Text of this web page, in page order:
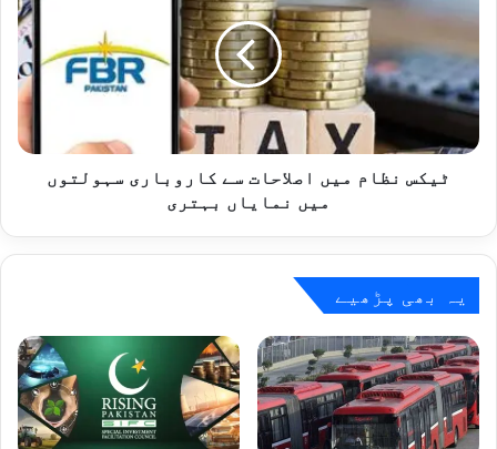
میں
سے
کاروباری
سہولتوں
نمایاں
بہتریٹیکس نظام میں اصلاحات سے کاروباری سہولتوں
میں نمایاں بہتری
یہ بھی پڑھیے